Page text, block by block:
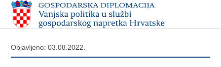
Objavljeno: 03.08.2022.